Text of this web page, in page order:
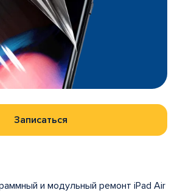
Записаться
и модульный ремонт iPad Air